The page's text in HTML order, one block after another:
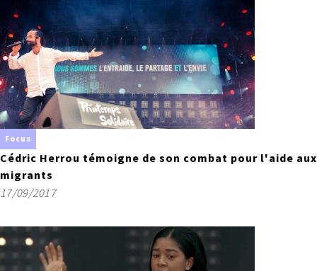
Focus
Cédric Herrou témoigne de son combat pour l'aide aux
migrants
17/09/2017